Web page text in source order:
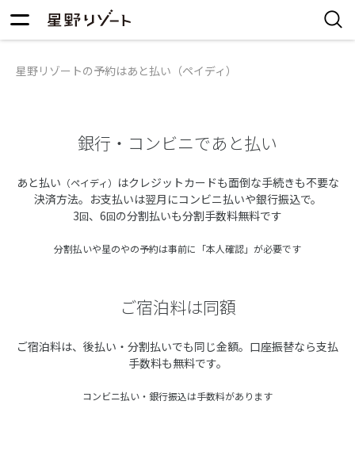
星野リゾートの予約はあと払い（ペイディ）
銀行・コンビニであと払い
あと払い （ペイディ） はクレジットカードも面倒な手続きも不要な
決済方法。お支払いは翌月にコンビニ払いや銀行振込で。
3回、6回の分割払いも分割手数料無料です
分割払いや星のやの予約は事前に「本人確認」が必要です
ご宿泊料は同額
ご宿泊料は、後払い・分割払いでも同じ金額。口座振替なら支払
手数料も無料です。
コンビニ払い・銀行振込は手数料があります